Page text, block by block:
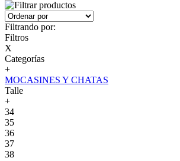
Filtrando por:
Filtros
X
Categorías
+
MOCASINES Y CHATAS
Talle
+
34
35
36
37
38